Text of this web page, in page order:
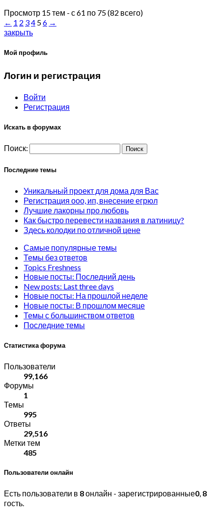
Просмотр 15 тем - с 61 по 75 (82 всего)
← 1 2 34 56 →
закрыть
Мой профиль
Логин и регистрация
Войти
Регистрация
Искать в форумах
Поиск:
Последние темы
Уникальный проект для дома для Вас
Регистрация ооо, ип, внесение егрюл
Лучшие лакорны про любовь
Как быстро перевести названия в латиницу?
Здесь колодки по отличной цене
Самые популярные темы
Темы без ответов
Topics Freshness
Новые посты: Последний день
New posts: Last three days
Новые посты: На прошлой неделе
Новые посты: В прошлом месяце
Темы с большинством ответов
Последние темы
Статистика форума
Пользователи
99,166
Форумы
1
Темы
995
Ответы
29,516
Метки тем
485
Пользователи онлайн
Есть пользователи в 8онлайн - зарегистрированные0, 8
гость.